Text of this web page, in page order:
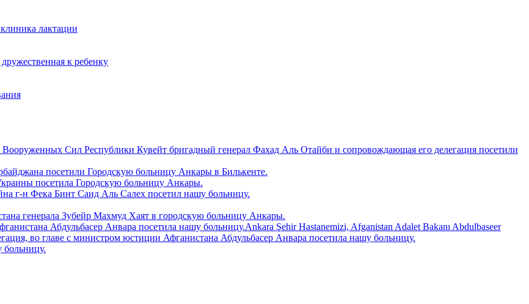
лактации
к ребенку
Вооруженных Сил Республики Кувейт бригадный генерал Фахад Аль Отайби и сопровождающая его делегация посетили
посетили Городскую больницу Aнкары в Билькенте.
посетила Городскую больницу Анкары.
г-н Фека Бинт Саид Аль Салех посетил нашу больницу.
генерала Зубейр Махмуд Хаят в городскую больницу Анкары.
Абдульбасер Анвара посетила нашу больницу.Ankara Şehir Hastanemizi, Afganistan Adalet Bakanı Abdulbaseer
во главе с министром юстиции Афганистана Абдульбасер Анвара посетила нашу больницу.
больницу.